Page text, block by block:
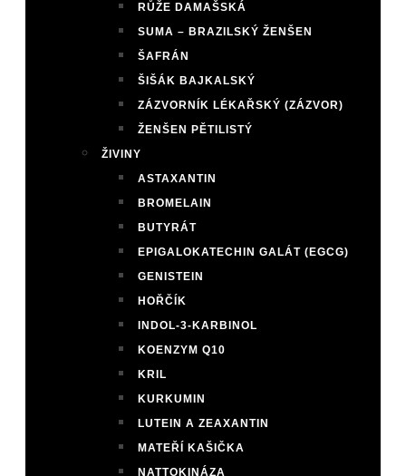
RŮŽE DAMAŠSKÁ
SUMA – BRAZILSKÝ ŽENŠEN
ŠAFRÁN
ŠIŠÁK BAJKALSKÝ
ZÁZVORNÍK LÉKAŘSKÝ (ZÁZVOR)
ŽENŠEN PĚTILISTÝ
ŽIVINY
ASTAXANTIN
BROMELAIN
BUTYRÁT
EPIGALOKATECHIN GALÁT (EGCG)
GENISTEIN
HOŘČÍK
INDOL-3-KARBINOL
KOENZYM Q10
KRIL
KURKUMIN
LUTEIN A ZEAXANTIN
MATEŘÍ KAŠIČKA
NATTOKINÁZA